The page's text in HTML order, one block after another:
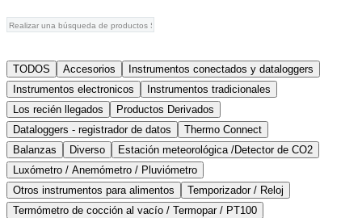
TODOS Accesorios
Instrumentos conectados y dataloggers
Instrumentos electronicos
Instrumentos tradicionales
Los recién llegados
Productos Derivados
Dataloggers - registrador de datos
Thermo Connect
Balanzas
Diverso
Estación meteorológica /Detector de CO2
Luxómetro / Anemómetro / Pluviómetro
Otros instrumentos para alimentos
Temporizador / Reloj
Termómetro de cocción al vacío / Termopar / PT100